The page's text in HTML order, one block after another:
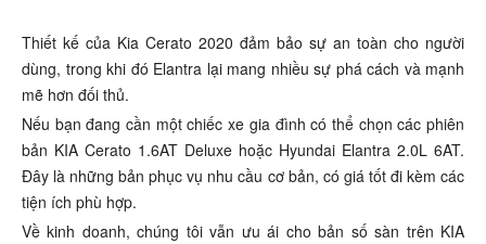
Thiết kế của Kia Cerato 2020 đảm bảo sự an toàn cho người
dùng, trong khi đó Elantra lại mang nhiều sự phá cách và mạnh
mẽ hơn đối thủ.
Nếu bạn đang cần một chiếc xe gia đình có thể chọn các phiên
bản KIA Cerato 1.6AT Deluxe hoặc Hyundai Elantra 2.0L 6AT.
Đây là những bản phục vụ nhu cầu cơ bản, có giá tốt đi kèm các
tiện ích phù hợp.
Về kinh doanh, chúng tôi vẫn ưu ái cho bản số sàn trên KIA